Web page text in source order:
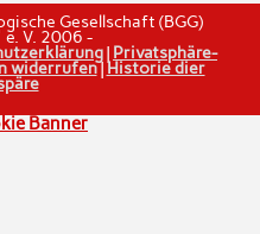
Gesellschaft (BGG)
V. 2006 -
| Privatsphäre-
widerrufen|Historie dier
Banner